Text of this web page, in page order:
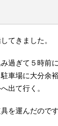
てきました。
過ぎて５時前に
車場に大分余
出て行く。
を運んだので